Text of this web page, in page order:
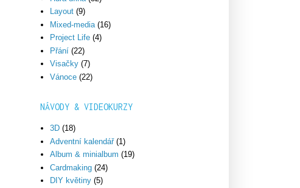
Layout (9)
Mixed-media (16)
Project Life (4)
Přání (22)
Visačky (7)
Vánoce (22)
NÁVODY & VIDEOKURZY
3D (18)
Adventní kalendář (1)
Album & minialbum (19)
Cardmaking (24)
DIY květiny (5)